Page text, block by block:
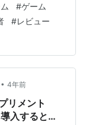
色々あってど
っキュ まぁ人
らの記事では
いての紹介記事
選びにお悩み
#ゲーム
#レビュー
• 4年前
リメント
入するとス